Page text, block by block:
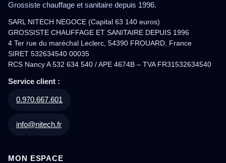
Grossiste chauffage et sanitaire depuis 1996.
SARL NITECH NEGOCE (Capital 63 140 euros)
GROSSISTE CHAUFFAGE ET SANITAIRE DEPUIS 1996
4 Ter rue du maréchal Leclerc, 54390 FROUARD, France
SIRET 532634540 00035
RCS Nancy A 532 634 540 / APE 4674B – TVA FR31532634540
Service client :
0.970.667.601
info@nitech.fr
MON ESPACE